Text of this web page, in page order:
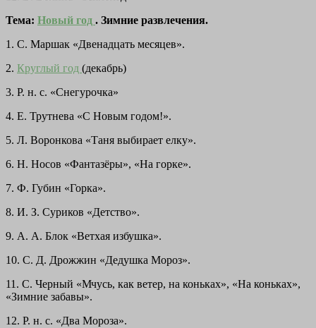
Тема: Новый год . Зимние развлечения.
1. С. Маршак «Двенадцать месяцев».
2. Круглый год (декабрь)
3. Р. н. с. «Снегурочка»
4. Е. Трутнева «С Новым годом!».
5. Л. Воронкова «Таня выбирает елку».
6. Н. Носов «Фантазёры», «На горке».
7. Ф. Губин «Горка».
8. И. З. Суриков «Детство».
9. А. А. Блок «Ветхая избушка».
10. С. Д. Дрожжин «Дедушка Мороз».
11. С. Черный «Мчусь, как ветер, на коньках», «На коньках»,
«Зимние забавы».
12. Р. н. с. «Два Мороза».